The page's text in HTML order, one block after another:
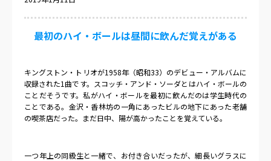
最初のハイ・ボールは昼間に飲んだ覚えがある
キングストン・トリオが1958年（昭和33）のデビュー・アルバムに
収録された1曲です。スコッチ・アンド・ソーダとはハイ・ボールの
ことだそうです。私がハイ・ボールを最初に飲んだのは学生時代の
ことである。金沢・香林坊の一角にあったビルの地下にあった老舗
の喫茶店だった。まだ日中、陽が高かったことを覚えている。
一つ年上の同級生と一緒で、お付き合いだったが、細長いグラスに